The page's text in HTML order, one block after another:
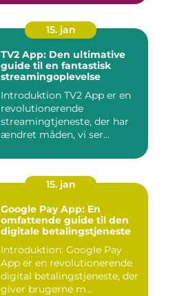
15. jan
TV2 App: Den ultimative
guide til en fantastisk
streamingoplevelse
Introduktion TV2 App er en
revolutionerende
streamingtjeneste, der har
ændret måden, vi ser
15. jan
Google Pay App: En
omfattende guide til den
digitale betalingstjeneste
Introduktion: Google Pay
App er en revolutionerende
digital betalingstjeneste, der
giver brugerne m...